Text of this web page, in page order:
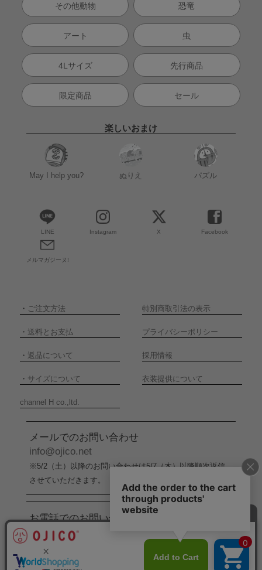
その他動物 恐竜
アート 虫
4Lサイズ 先行商品
限定商品 セール
楽しいおまけ
May I help you? ぬりえ パズル
LINE Instagram X Facebook
メルマガジーヌ!
・ ご注文方法 特別商取引法の表示
・ 送料とお支払 プライバシーポリシー
・ 返品について 採用情報
・ サイズについて 衣装提供について
channel H co.,ltd.
メールでのお問い合わせ
info@ojico.net
※5/2（土）以降のお問い合わせは5/7（木）以降順次返信
させていただきます。
お電話でのお問い合わせ
076-246-5050
※5/2（土）から5/6（水）までの間はお電話でのお問い合
わせ受付をお休みさせていただきます。